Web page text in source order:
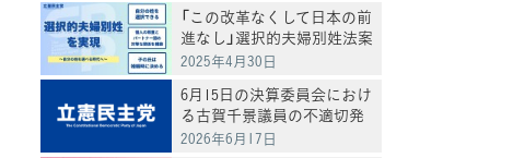
「この改革なくして日本の前
進なし」選択的夫婦別姓法案
を提出
2025年4月30日
6月15日の決算委員会におけ
る古賀千景議員の不適切発
言と処分について
2026年6月17日